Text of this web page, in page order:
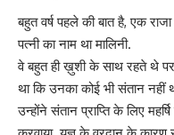
बहुत वर्ष पहले की बात है, एक
पत्नी का नाम था मालिनी.
वे बहुत ही ख़ुशी के साथ रहते थे
था कि उनका कोई भी संतान नहीं
उन्होंने संतान प्राप्ति के लिए